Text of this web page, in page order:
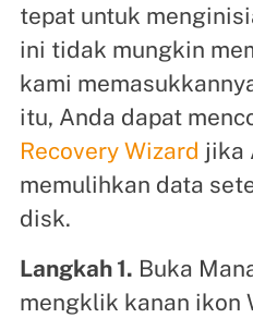
tepat untuk
ini tidak mungkin
kami
itu, Anda dapat
Recovery Wizard jika
memulihkan data
disk.
Langkah 1. Buka
mengklik kanan ikon